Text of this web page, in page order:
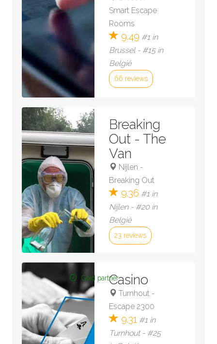
Smart Escape
Rooms
9.49 #1 in
Brussel - #15 in
België
66 reviews
Breaking
Out - The
Van
Nijlen -
Breaking Out
9.36 #1 in
Nijlen - #20 in
België
23 reviews
Gold partnerCasino
Turnhout -
Escape 2300
9.31 #1 in
Turnhout - #25